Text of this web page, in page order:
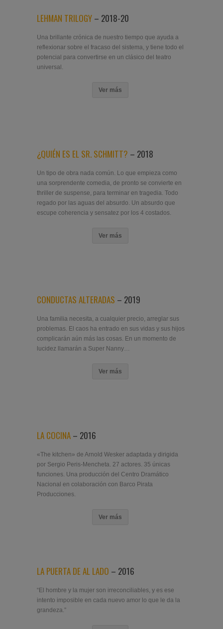
LEHMAN TRILOGY – 2018-20
Una brillante crónica de nuestro tiempo que ayuda a
reflexionar sobre el fracaso del sistema, y tiene todo el
potencial para convertirse en un clásico del teatro
universal.
Ver más
¿QUIÉN ES EL SR. SCHMITT? – 2018
Un tipo de obra nada común. Lo que empieza como
una sorprendente comedia, de pronto se convierte en
thriller de suspense, para terminar en tragedia. Todo
regado por las aguas del absurdo. Un absurdo que
escupe coherencia y sensatez por los 4 costados.
Ver más
CONDUCTAS ALTERADAS – 2019
Una familia necesita, a cualquier precio, arreglar sus
problemas. El caos ha entrado en sus vidas y sus hijos
complicarán aún más las cosas. En un momento de
lucidez llamarán a Super Nanny…
Ver más
LA COCINA – 2016
«The kitchen» de Arnold Wesker adaptada y dirigida
por Sergio Peris-Mencheta. 27 actores. 35 únicas
funciones. Una producción del Centro Dramático
Nacional en colaboración con Barco Pirata
Producciones.
Ver más
LA PUERTA DE AL LADO – 2016
“El hombre y la mujer son irreconciliables, y es ese
intento imposible en cada nuevo amor lo que le da la
grandeza.”